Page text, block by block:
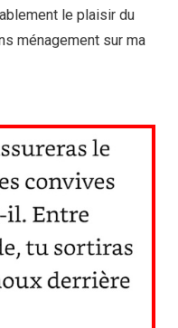
le plaisir du
ménagement sur ma